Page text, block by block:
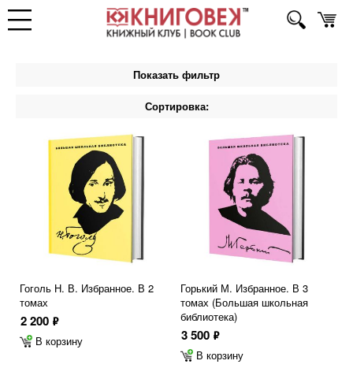
Показать фильтр
Сортировка:
Гоголь Н. В. Избранное. В 2
томах
2 200 ф
В корзину
Горький М. Избранное. В 3
томах (Большая школьная
библиотека)
3 500 ф
В корзину